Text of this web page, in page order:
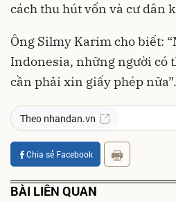
cách thu hút vốn và cư dân
Ông Silmy Karim cho biết:
Indonesia, những người có
cần phải xin giấy phép nữa”.
Theo nhandan.vn
Chia sẻ Facebook
BÀI LIÊN QUAN